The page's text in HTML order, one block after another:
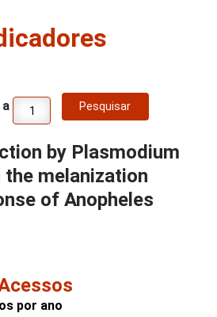
a
by Plasmodium
melanization
of Anopheles
por ano